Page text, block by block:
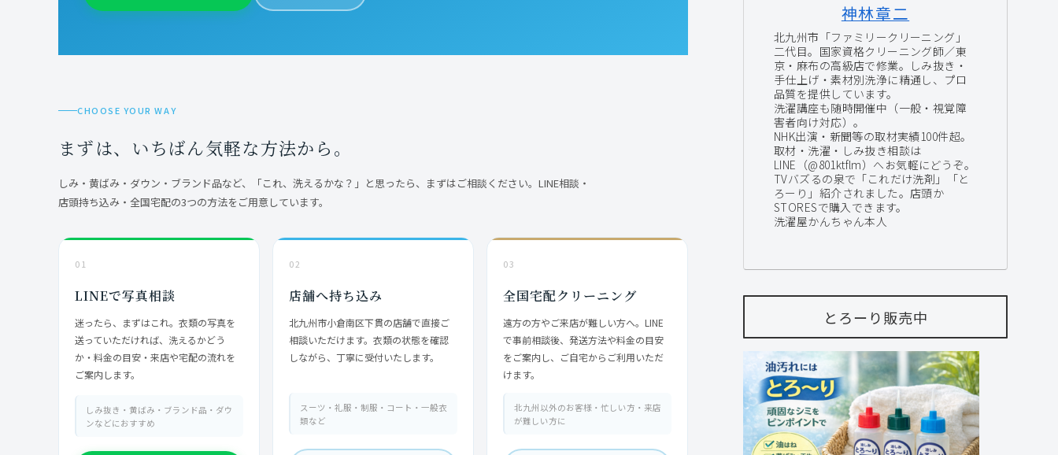
CHOOSE YOUR WAY
まずは、いちばん気軽な方法から。
しみ・黄ばみ・ダウン・ブランド品など、「これ、洗えるかな？」と思ったら、まずはご相談ください。LINE相談・
店頭持ち込み・全国宅配の3つの方法をご用意しています。
01
LINEで写真相談
迷ったら、まずはこれ。衣類の写真を
送っていただければ、洗えるかどう
か・料金の目安・来店や宅配の流れを
ご案内します。
しみ抜き・黄ばみ・ブランド品・ダウ
ンなどにおすすめ
02
店舗へ持ち込み
北九州市小倉南区下貫の店舗で直接ご
相談いただけます。衣類の状態を確認
しながら、丁寧に受付いたします。
スーツ・礼服・制服・コート・一般衣
類など
03
全国宅配クリーニング
遠方の方やご来店が難しい方へ。LINE
で事前相談後、発送方法や料金の目安
をご案内し、ご自宅からご利用いただ
けます。
北九州以外のお客様・忙しい方・来店
が難しい方に
神林章二
北九州市「ファミリークリーニング」
二代目。国家資格クリーニング師／東
京・麻布の高級店で修業。しみ抜き・
手仕上げ・素材別洗浄に精通し、プロ
品質を提供しています。
洗濯講座も随時開催中（一般・視覚障
害者向け対応）。
NHK出演・新聞等の取材実績100件超。
取材・洗濯・しみ抜き相談は
LINE（@801ktflm）へお気軽にどうぞ。
TVバズるの泉で「これだけ洗剤」「と
ろーり」紹介されました。店頭か
STORESで購入できます。
洗濯屋かんちゃん本人
とろーり販売中